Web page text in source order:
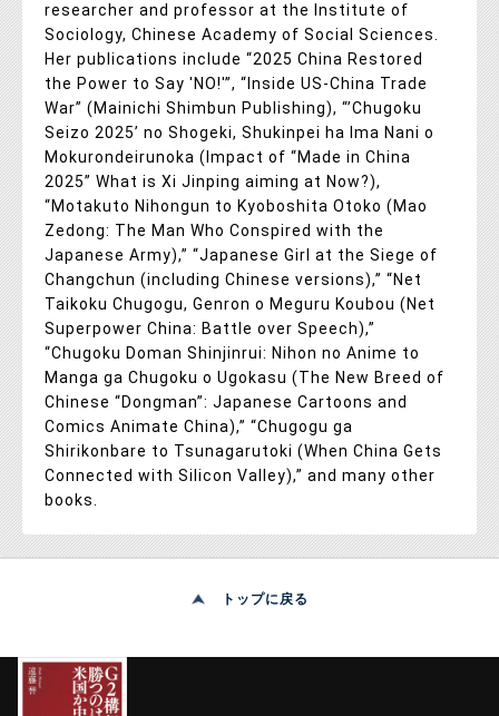
researcher and professor at the Institute of
Sociology, Chinese Academy of Social Sciences.
Her publications include “2025 China Restored
the Power to Say 'NO!'”, “Inside US-China Trade
War” (Mainichi Shimbun Publishing), “’Chugoku
Seizo 2025’ no Shogeki, Shukinpei ha Ima Nani o
Mokurondeirunoka (Impact of “Made in China
2025” What is Xi Jinping aiming at Now?),
“Motakuto Nihongun to Kyoboshita Otoko (Mao
Zedong: The Man Who Conspired with the
Japanese Army),” “Japanese Girl at the Siege of
Changchun (including Chinese versions),” “Net
Taikoku Chugogu, Genron o Meguru Koubou (Net
Superpower China: Battle over Speech),”
“Chugoku Doman Shinjinrui: Nihon no Anime to
Manga ga Chugoku o Ugokasu (The New Breed of
Chinese “Dongman”: Japanese Cartoons and
Comics Animate China),” “Chugogu ga
Shirikonbare to Tsunagarutoki (When China Gets
Connected with Silicon Valley),” and many other
books.
トップに戻る